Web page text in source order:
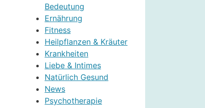
Bedeutung
Ernährung
Fitness
Heilpflanzen & Kräuter
Krankheiten
Liebe & Intimes
Natürlich Gesund
News
Psychotherapie